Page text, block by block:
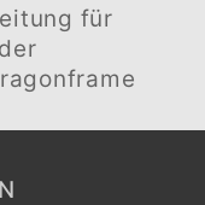
für